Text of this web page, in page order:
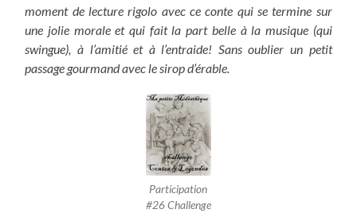
moment de lecture rigolo avec ce conte qui se termine sur
une jolie morale et qui fait la part belle à la musique (qui
swingue), à l’amitié et à l’entraide! Sans oublier un petit
passage gourmand avec le sirop d’érable.
Participation
#26 Challenge